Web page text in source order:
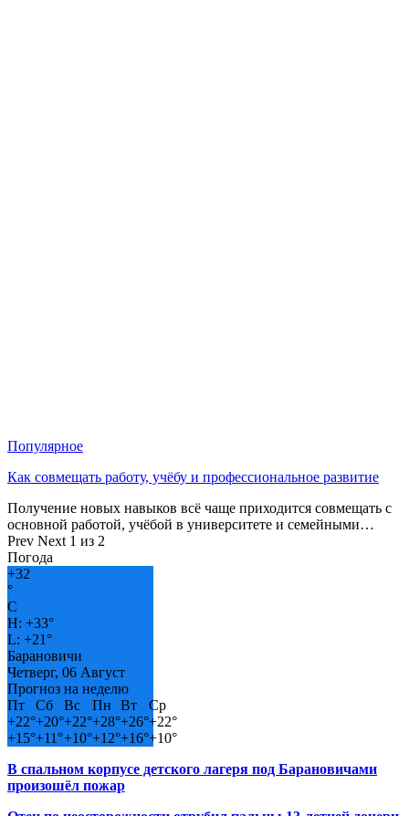
Популярное
Как совмещать работу, учёбу и профессиональное развитие
Получение новых навыков всё чаще приходится совмещать с
основной работой, учёбой в университете и семейными…
Prev Next 1 из 2
Погода
+32
°
C
H: +33°
L: +21°
Барановичи
Четверг, 06 Август
Прогноз на неделю
Пт
Сб Вс Пн Вт
Ср
+22°+20°+22°+28°+26°+22°
+15°+11°+10°+12°+16°+10°
В спальном корпусе детского лагеря под Барановичами
произошёл пожар